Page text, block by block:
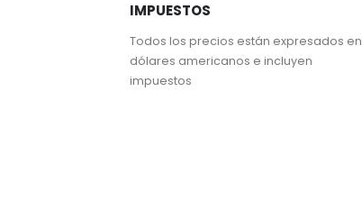
IMPUESTOS
Todos los precios están expresados en
dólares americanos e incluyen
impuestos